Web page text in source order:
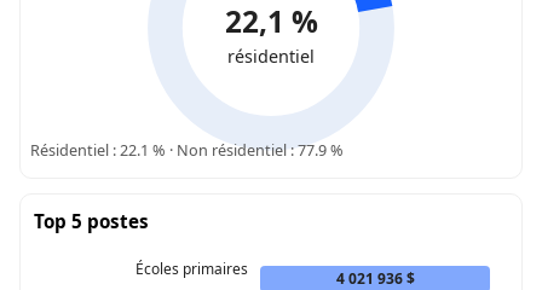
22,1 %
résidentiel
Résidentiel : 22.1 % · Non résidentiel : 77.9 %
Top 5 postes
Écoles primaires
4 021 936 $